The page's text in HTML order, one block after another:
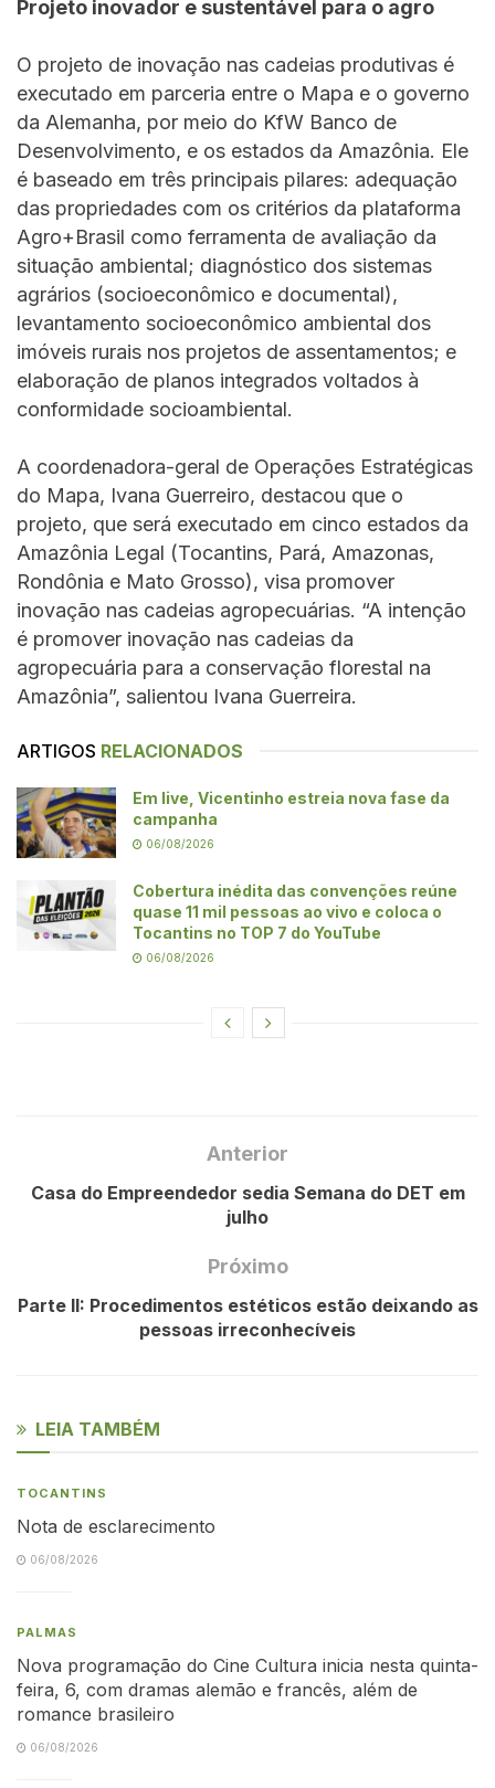
Projeto inovador e sustentável para o agro
O projeto de inovação nas cadeias produtivas é
executado em parceria entre o Mapa e o governo
da Alemanha, por meio do KfW Banco de
Desenvolvimento, e os estados da Amazônia. Ele
é baseado em três principais pilares: adequação
das propriedades com os critérios da plataforma
Agro+Brasil como ferramenta de avaliação da
situação ambiental; diagnóstico dos sistemas
agrários (socioeconômico e documental),
levantamento socioeconômico ambiental dos
imóveis rurais nos projetos de assentamentos; e
elaboração de planos integrados voltados à
conformidade socioambiental.
A coordenadora-geral de Operações Estratégicas
do Mapa, Ivana Guerreiro, destacou que o
projeto, que será executado em cinco estados da
Amazônia Legal (Tocantins, Pará, Amazonas,
Rondônia e Mato Grosso), visa promover
inovação nas cadeias agropecuárias. “A intenção
é promover inovação nas cadeias da
agropecuária para a conservação florestal na
Amazônia”, salientou Ivana Guerreira.
ARTIGOS RELACIONADOS
Em live, Vicentinho estreia nova fase da
campanha
06/08/2026
Cobertura inédita das convenções reúne
quase 11 mil pessoas ao vivo e coloca o
Tocantins no TOP 7 do YouTube
06/08/2026
Anterior
Casa do Empreendedor sedia Semana do DET em
julho
Próximo
Parte II: Procedimentos estéticos estão deixando as
pessoas irreconhecíveis
LEIA TAMBÉM
TOCANTINS
Nota de esclarecimento
06/08/2026
PALMAS
Nova programação do Cine Cultura inicia nesta quinta-
feira, 6, com dramas alemão e francês, além de
romance brasileiro
06/08/2026